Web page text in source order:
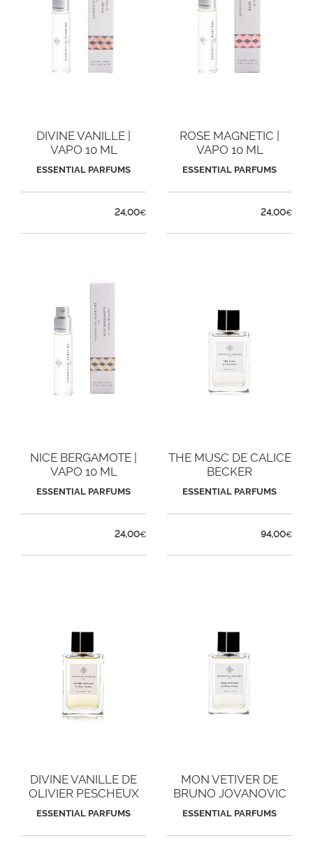
DIVINE VANILLE |
VAPO 10 ML
ESSENTIAL PARFUMS
24,00€
ROSE MAGNETIC |
VAPO 10 ML
ESSENTIAL PARFUMS
24,00€
NICE BERGAMOTE |
VAPO 10 ML
ESSENTIAL PARFUMS
24,00€
THE MUSC DE CALICE
BECKER
ESSENTIAL PARFUMS
94,00€
DIVINE VANILLE DE
OLIVIER PESCHEUX
ESSENTIAL PARFUMS
MON VETIVER DE
BRUNO JOVANOVIC
ESSENTIAL PARFUMS